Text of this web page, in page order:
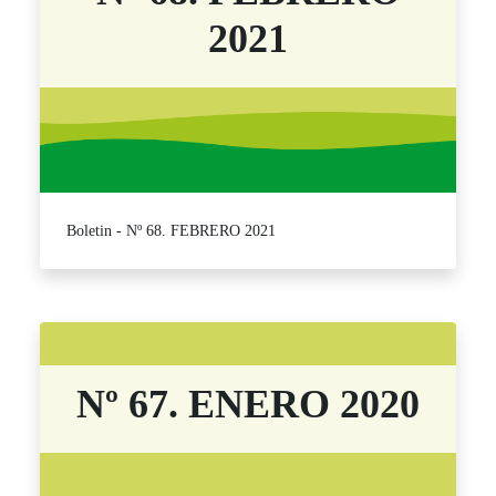
2021
Boletin - Nº 68. FEBRERO 2021
Nº 67. ENERO 2020